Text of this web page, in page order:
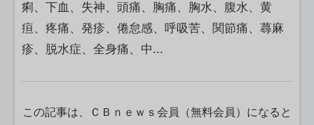
痢、下血、失神、頭痛、胸痛、胸水、腹水、黄
疸、疼痛、発疹、倦怠感、呼吸苦、関節痛、蕁麻
疹、脱水症、全身痛、中...
この記事は、ＣＢｎｅｗｓ会員（無料会員）になると